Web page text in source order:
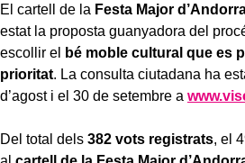
El cartell de la Festa Major
estat la proposta guanyadora del
escollir el
bé moble cultural que es
prioritat. La consulta ciutadana ha
d’agost i el 30 de setembre a
Del total dels 382 vots registrats, el